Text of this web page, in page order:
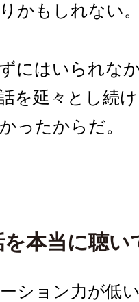
かもしれない。
にはいられな
を延々とし続
ったからだ。
本当に聴い
ション力が低